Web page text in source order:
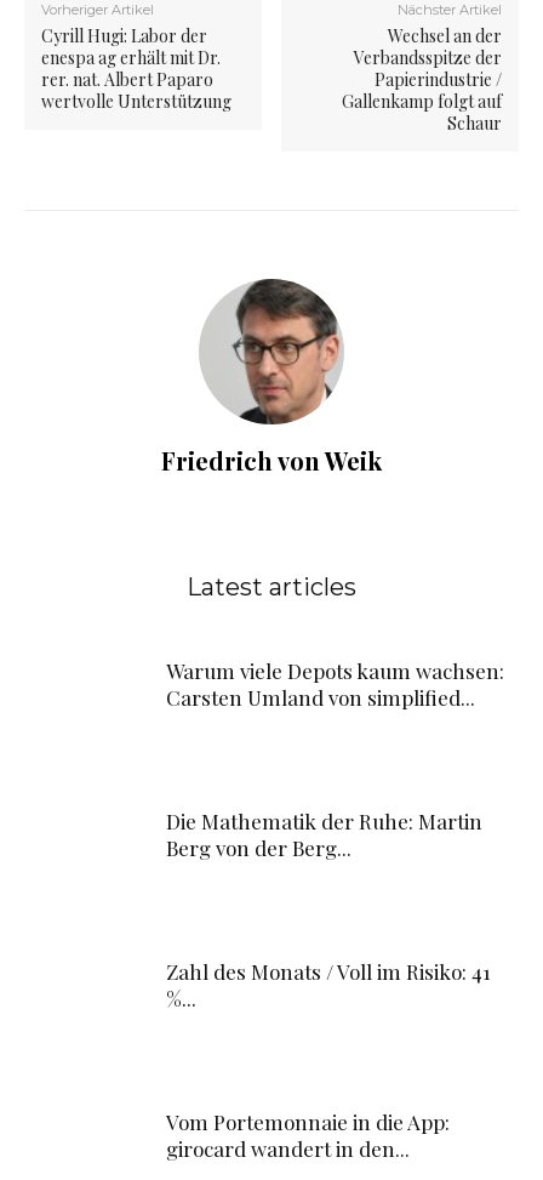
Vorheriger Artikel
Cyrill Hugi: Labor der
enespa ag erhält mit Dr.
rer. nat. Albert Paparo
wertvolle Unterstützung
Nächster Artikel
Wechsel an der
Verbandsspitze der
Papierindustrie /
Gallenkamp folgt auf
Schaur
Friedrich von Weik
Latest articles
Warum viele Depots kaum wachsen:
Carsten Umland von simplified...
Die Mathematik der Ruhe: Martin
Berg von der Berg...
Zahl des Monats / Voll im Risiko: 41
%...
Vom Portemonnaie in die App:
girocard wandert in den...